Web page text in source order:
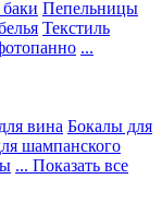
Пепельницы
Текстиль
...
вина Бокалы для
шампанского
... Показать все